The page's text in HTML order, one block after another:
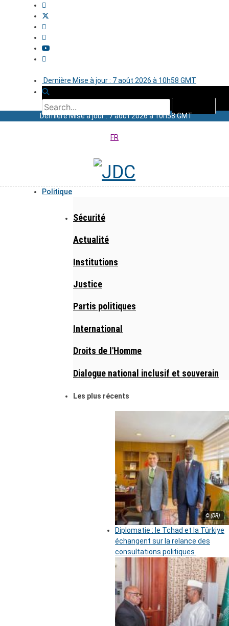
Dernière Mise à jour : 7 août 2026 à 10h58 GMT
Dernière Mise à jour : 7 août 2026 à 10h58 GMT
FR
Politique
Sécurité
Actualité
Institutions
Justice
Partis politiques
International
Droits de l'Homme
Dialogue national inclusif et souverain
Les plus récents
© (DR)
Diplomatie : le Tchad et la Türkiye
échangent sur la relance des
consultations politiques